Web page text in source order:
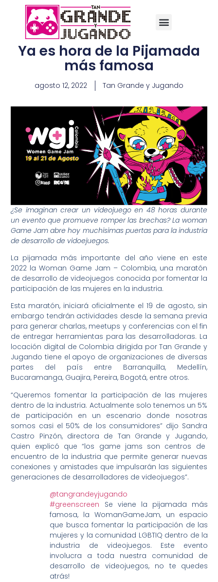
Ya es hora de la Pijamada
más famosa
agosto 12, 2022 Tan Grande y Jugando
¿Se imaginan crear un videojuego en 48 horas durante
un evento que promueve romper las brechas? La woman
Game Jam abre hoy muchisimas puertas para la industria
de desarrollo de vidoejuegos.
La pijamada más importante del año viene en este
2022 la Woman Game Jam – Colombia, una maratón
de desarrollo de videojuegos conocida por fomentar la
participación de las mujeres en la industria.
Esta maratón, iniciará oficialmente el 19 de agosto, sin
embargo tendrán actividades desde la semana previa
para generar charlas, meetups y conferencias con el fin
de entregar herramientas para las desarrolladoras. La
locación digital de Colombia dirigida por Tan Grande y
Jugando tiene el apoyo de organizaciones de diversas
partes del país entre Barranquilla, Medellín,
Bucaramanga, Guajira, Pereira, Bogotá, entre otros.
“Queremos fomentar la participación de las mujeres
dentro de la industria. Actualmente solo tenemos un 5%
de participación en un escenario donde nosotras
somos casi el 50% de los consumidores” dijo Sandra
Castro Pinzón, directora de Tan Grande y Jugando,
quien explicó que “los game jams son centros de
encuentro de la industria que permite generar nuevas
conexiones y amistades que impulsarán las siguientes
generaciones de desarrolladores de videojuegos”.
@tangrandeyjugando
#greenscreen Se viene la pijamada más
famosa, la WomanGameJam, un espacio
que busca fomentar la participación de las
mujeres y la comunidad LGBTIQ dentro de la
industria de videojuegos. Este evento
involucra a toda nuestra comunidad de
desarrollo de videojuegos, no te quedes
atrás!